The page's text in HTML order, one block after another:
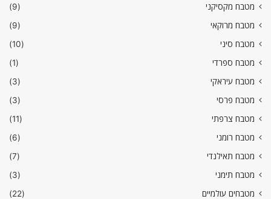
מטבח מקסיקני
(9)
מטבח מרוקאי
(9)
מטבח סיני
(10)
מטבח ספרדי
(1)
מטבח עיראקי
(3)
מטבח פרסי
(3)
מטבח צרפתי
(11)
מטבח רומני
(6)
מטבח תאילנדי
(7)
מטבח תימני
(3)
מטבחים עולמיים
(22)